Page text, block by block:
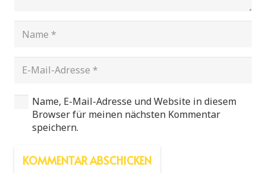
Name, E-Mail-Adresse und Website in diesem
Browser für meinen nächsten Kommentar
speichern.
KOMMENTAR ABSCHICKEN